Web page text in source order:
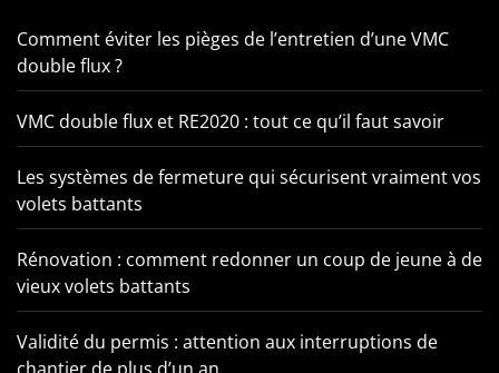
Comment éviter les pièges de l’entretien d’une VMC
double flux ?
VMC double flux et RE2020 : tout ce qu’il faut savoir
Les systèmes de fermeture qui sécurisent vraiment vos
volets battants
Rénovation : comment redonner un coup de jeune à de
vieux volets battants
Validité du permis : attention aux interruptions de